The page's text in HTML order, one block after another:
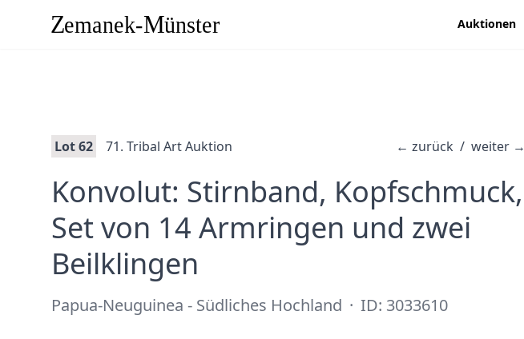
Auktionen
← zurück / weiter →
Lot 62 71. Tribal Art Auktion
Konvolut: Stirnband, Kopfschmuck,
Set von 14 Armringen und zwei
Beilklingen
Papua-Neuguinea - Südliches Hochland · ID: 3033610